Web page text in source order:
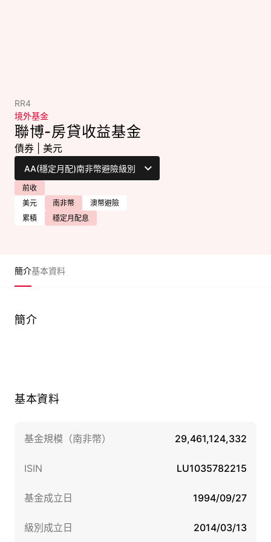
RR4
境外基金
聯博-房貸收益基金
債券 美元
前收
美元
南非幣
澳幣避險
累積
穩定月配息
簡介基本資料
簡介
基本資料
基金規模（南非幣） 29,461,124,332
ISIN LU1035782215
基金成立日 1994/09/27
級別成立日 2014/03/13